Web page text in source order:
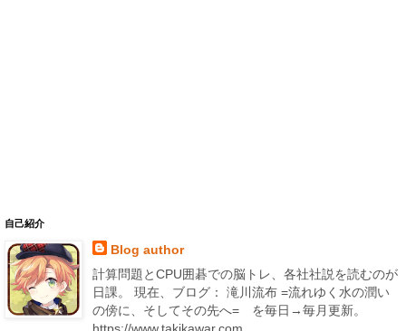
自己紹介
Blog author
計算問題とCPU囲碁での脳トレ、各社社説を読むのが
日課。 現在、ブログ： 滝川流布 =流れゆく水の潤い
の傍に、そしてその先へ= を毎日→毎月更新。